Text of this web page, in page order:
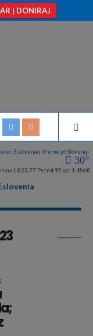
| DONIRAJ
en Eslovenia | Vreme po Sloveniji
30°
1.823,77 Petrol 95 oct. 1,486€